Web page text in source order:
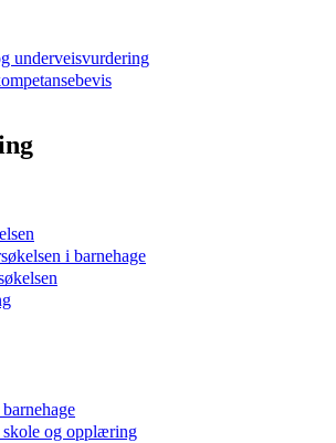
underveisvurdering
i barnehage
og opplæring